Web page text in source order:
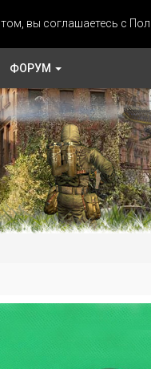
вы соглашаетесь с
ФОРУМ